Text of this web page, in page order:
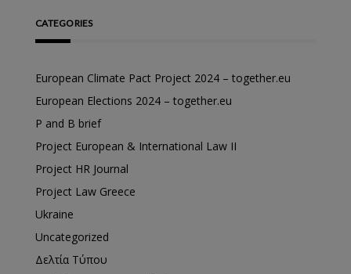
CATEGORIES
European Climate Pact Project 2024 – together.eu
European Elections 2024 – together.eu
P and B brief
Project European & International Law II
Project HR Journal
Project Law Greece
Ukraine
Uncategorized
Δελτία Τύπου